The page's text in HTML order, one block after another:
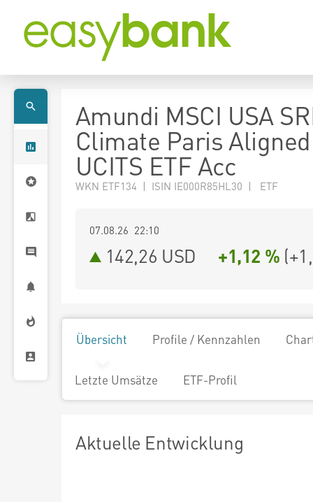
Amundi MSCI USA
Climate Paris Aligned
UCITS ETF Acc
WKN ETF134 | ISIN IE000R85HL30 | ETF
07.08.26 22:10
142,26 USD +1,12 % (
Übersicht Profile / Kennzahlen
Letzte Umsätze ETF-Profil
Aktuelle Entwicklung